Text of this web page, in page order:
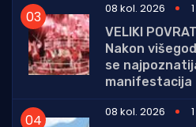
08 kol. 2026
VELIKI
Nakon
se
manifestacija
08 kol. 2026